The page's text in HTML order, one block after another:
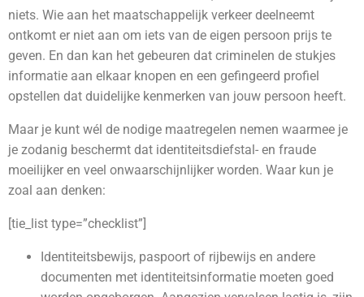
niets. Wie aan het maatschappelijk verkeer deelneemt
ontkomt er niet aan om iets van de eigen persoon prijs te
geven. En dan kan het gebeuren dat criminelen de stukjes
informatie aan elkaar knopen en een gefingeerd profiel
opstellen dat duidelijke kenmerken van jouw persoon heeft.
Maar je kunt wél de nodige maatregelen nemen waarmee je
je zodanig beschermt dat identiteitsdiefstal- en fraude
moeilijker en veel onwaarschijnlijker worden. Waar kun je
zoal aan denken:
[tie_list type=”checklist”]
Identiteitsbewijs, paspoort of rijbewijs en andere
documenten met identiteitsinformatie moeten goed